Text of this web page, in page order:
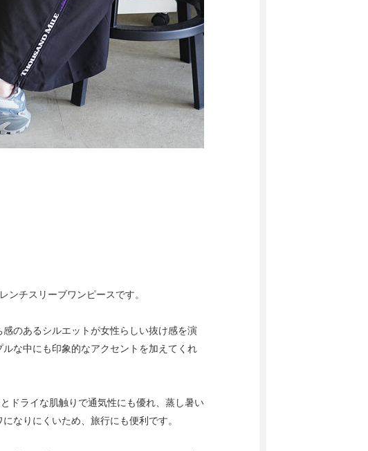
ンチスリーブワンピースです。
のあるシルエットが女性らしい抜け感を演
な中にも印象的なアクセントを加えてくれ
ドライな肌触りで通気性にも優れ、蒸し暑い
なりにくいため、旅行にも便利です。